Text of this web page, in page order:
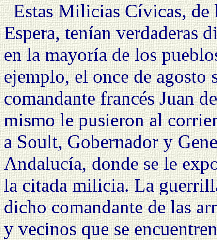
Estas Milicias Cívicas, de
Espera, tenían verdaderas
en la mayoría de los
ejemplo, el once de agosto
comandante francés Juan
mismo le pusieron al
a Soult, Gobernador y
Andalucía, donde se le
la citada milicia. La
dicho comandante de las
y vecinos que se